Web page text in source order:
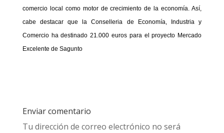
comercio local como motor de crecimiento de la economía. Así,
cabe destacar que la Conselleria de Economía, Industria y
Comercio ha destinado 21.000 euros para el proyecto Mercado
Excelente de Sagunto
Enviar comentario
Tu dirección de correo electrónico no será